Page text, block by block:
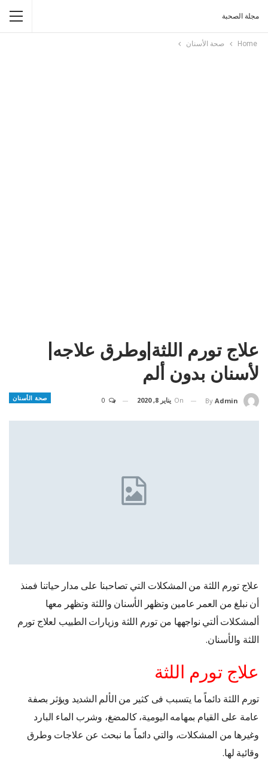
مجلة الصحبة
Home صحة الأسنان
علاج تورم اللثة|وطرق علاجه|
لأسنان بدون ألم
صحة الأسنان By Admin
On يناير 8, 2020
علاج تورم اللثة من المشكلات التي تصاحبنا على مدار حياتنا فمنذ
أن نبلغ من العمر عامين وتظهر الأسنان واللثة وتظهر معها
ألمشكلات ألتي نواجهها من تورم اللثة وزيارات الطبيب لعلاج تورم
اللثة والأسنان.
علاج تورم اللثة
تورم اللثة دائماً ما يتسبب فى كثير من الألم الشديد ويؤثر بصفة
عامة على القيام بمهامه اليومية، كالمضغ، وشرب الماء البارد
وغيرها من المشكلات، والتي دائماً ما نبحث عن علاجات وطرق
وقائية لها.